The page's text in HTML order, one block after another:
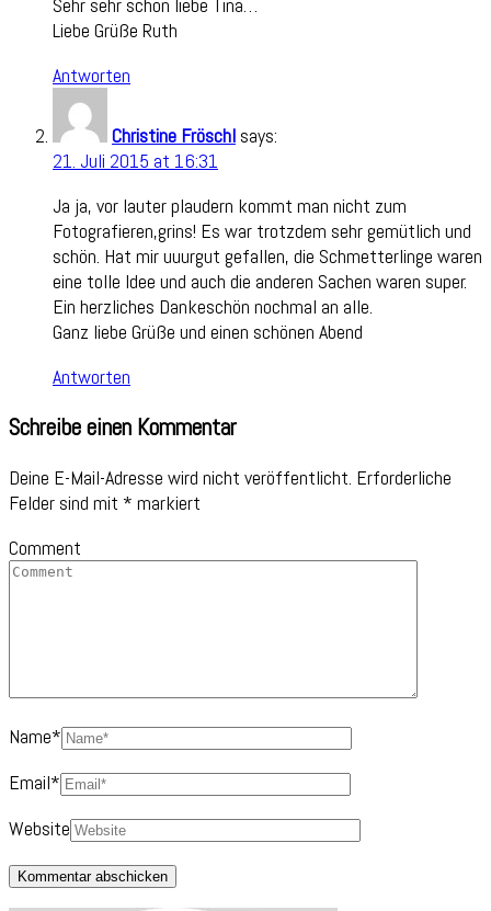
Sehr sehr schön liebe Tina…
Liebe Grüße Ruth
Antworten
Christine Fröschl says:
21. Juli 2015 at 16:31
Ja ja, vor lauter plaudern kommt man nicht zum
Fotografieren,grins! Es war trotzdem sehr gemütlich und
schön. Hat mir uuurgut gefallen, die Schmetterlinge waren
eine tolle Idee und auch die anderen Sachen waren super.
Ein herzliches Dankeschön nochmal an alle.
Ganz liebe Grüße und einen schönen Abend
Antworten
Schreibe einen Kommentar
Deine E-Mail-Adresse wird nicht veröffentlicht. Erforderliche
Felder sind mit * markiert
Comment
Name*
Email*
Website